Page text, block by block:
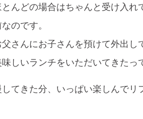
とんどの場合はちゃんと受け入
のです。
さんにお子さんを預けて外出し
しいランチをいただいてきたっ
てきた分、いっぱい楽しんで